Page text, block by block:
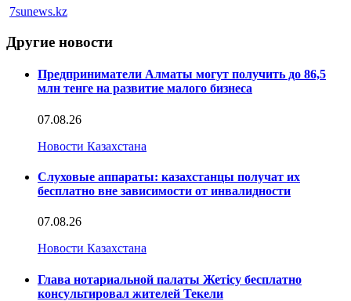
7sunews.kz
Другие новости
Предприниматели Алматы могут получить до 86,5
млн тенге на развитие малого бизнеса
07.08.26
Новости Казахстана
Слуховые аппараты: казахстанцы получат их
бесплатно вне зависимости от инвалидности
07.08.26
Новости Казахстана
Глава нотариальной палаты Жетісу бесплатно
консультировал жителей Текели